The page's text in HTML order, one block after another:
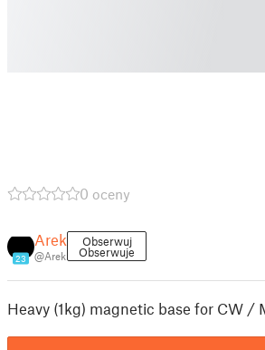
0 oceny
23
Arek
@Arek
Obserwuj
Obserwuje
Heavy (1kg) magnetic base for CW /